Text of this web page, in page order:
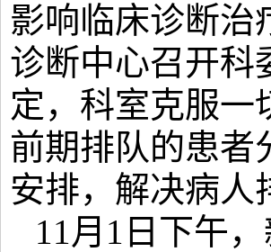
影响临床诊断治
诊断中心召开科
定，科室克服一
前期排队的患者
安排，解决病人
11月1日下午